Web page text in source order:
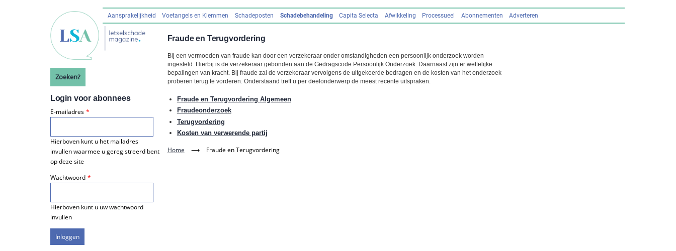
Hoofdnavigatie
Aansprakelijkheid Voetangels en Klemmen Schadeposten Schadebehandeling Capita Selecta Afwikkeling Processueel Abonnementen Adverteren
Fraude en Terugvordering
Bij een vermoeden van fraude kan door een verzekeraar onder omstandigheden een persoonlijk onderzoek worden
ingesteld. Hierbij is de verzekeraar gebonden aan de Gedragscode Persoonlijk Onderzoek. Daarnaast zijn er wettelijke
bepalingen van kracht. Bij fraude zal de verzekeraar vervolgens de uitgekeerde bedragen en de kosten van het onderzoek
proberen terug te vorderen. Onderstaand treft u per deelonderwerp de meest recente uitspraken.
Fraude en Terugvordering Algemeen
Fraudeonderzoek
Terugvordering
Kosten van verwerende partij
Home ⟶ Fraude en Terugvordering
Zoeken?
Login voor abonnees
E-mailadres
Hierboven kunt u het mailadres
invullen waarmee u geregistreerd bent
op deze site
Wachtwoord
Hierboven kunt u uw wachtwoord
invullen